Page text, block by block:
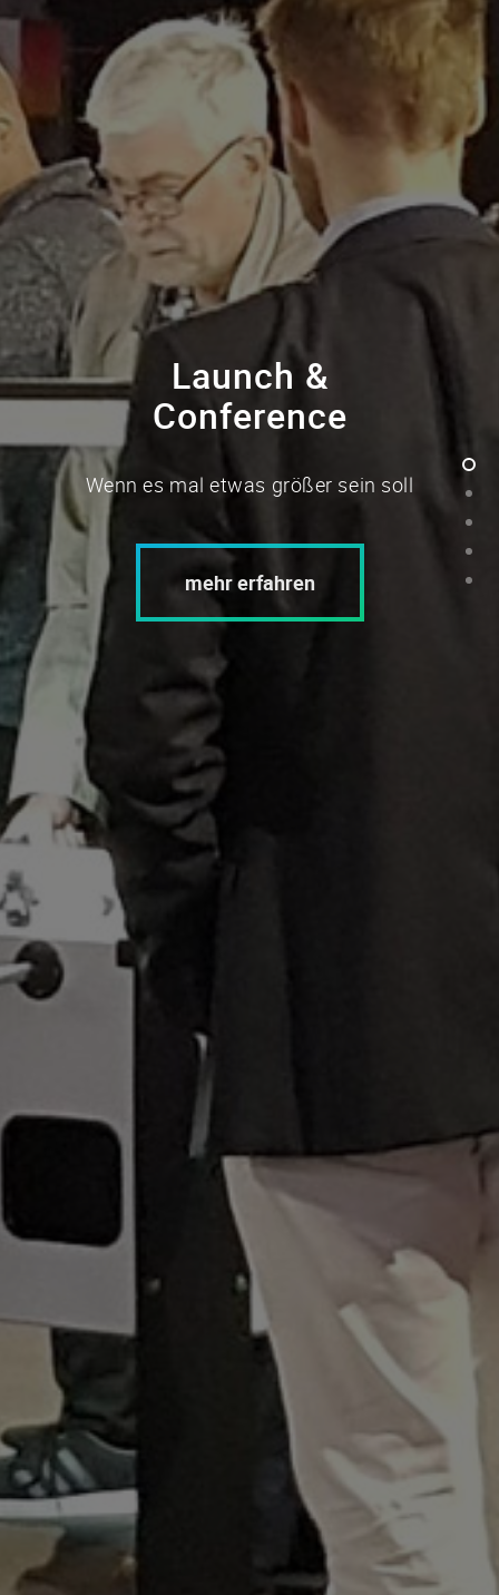
Launch &
Conference
Wenn es mal etwas größer sein soll
mehr erfahren